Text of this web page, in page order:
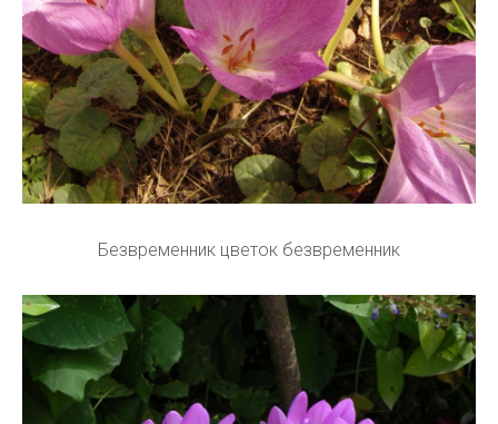
Безвременник цветок безвременник